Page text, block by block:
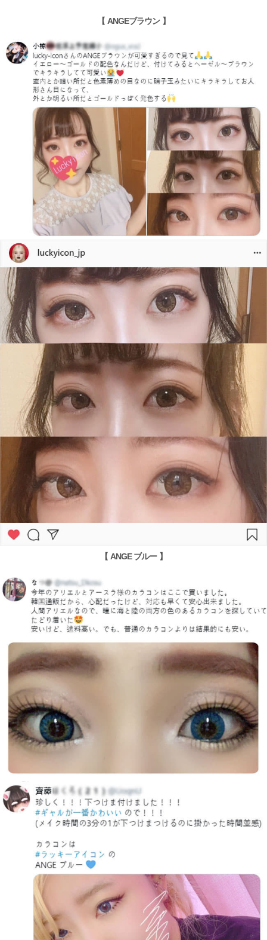
【 ANGEブラウン 】
【 ANGE ブルー 】